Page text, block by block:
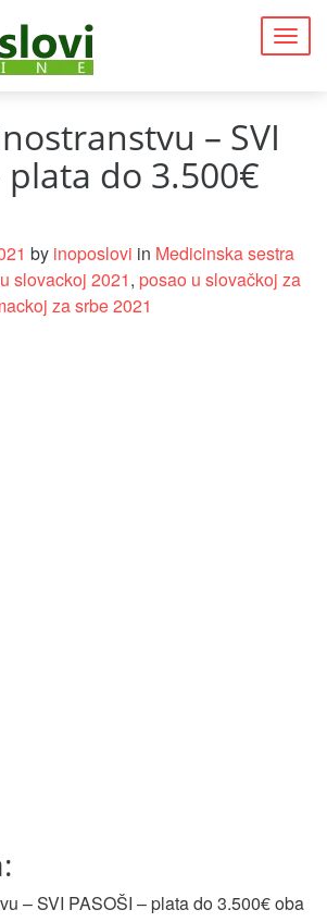
– SVI
plata do 3.500€
by inoposlovi in Medicinska sestra
slovackoj 2021, posao u slovačkoj za
za srbe 2021
– SVI PASOŠI – plata do 3.500€ oba